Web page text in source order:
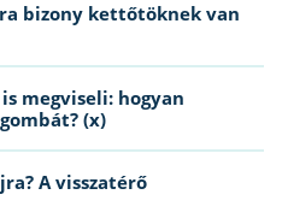
bizony kettőtöknek van
megviseli: hogyan
(x)
A visszatérő